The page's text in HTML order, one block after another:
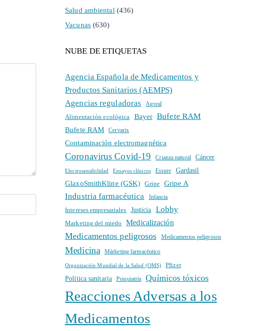
Salud ambiental (436)
Vacunas(630)
NUBE DE ETIQUETAS
Agencia Española de Medicamentos y
Productos Sanitarios (AEMPS)
Agencias reguladoras
Agreal
Alimentación ecológica Bayer Bufete RAM
Bufete RAM Cervarix
Contaminación electromagnética
Coronavirus Covid-19 Crianza natural Cáncer
Electrosensibilidad Ensayos clínicos Essure Gardasil
GlaxoSmithKline (GSK) Gripe Gripe A
Industria farmacéutica Infancia
Intereses empresariales Justicia Lobby
Marketing del miedo Medicalización
Medicamentos peligrosos Medicamentos peligrosos
Medicina Márketing farmacéutico
Organización Mundial de la Salud (OMS) Pfizer
Política sanitaria Psiquiatría Químicos tóxicos
Reacciones Adversas a los
Medicamentos